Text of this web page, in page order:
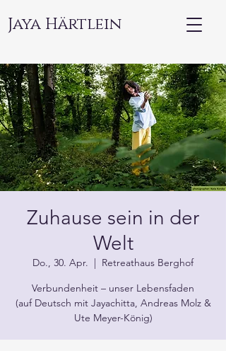
Jaya Härtlein
Zuhause sein in der
Welt
Do., 30. Apr.
  |
Retreathaus Berghof
Verbundenheit – unser Lebensfaden
(auf Deutsch mit Jayachitta, Andreas Molz &
Ute Meyer-König)